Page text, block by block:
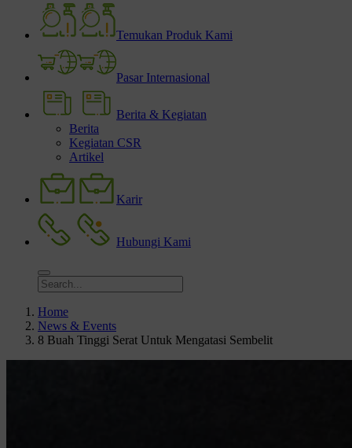
Temukan Produk Kami
Pasar Internasional
Berita & Kegiatan
Berita
Kegiatan CSR
Artikel
Karir
Hubungi Kami
Home
News & Events
8 Buah Tinggi Serat Untuk Mengatasi Sembelit